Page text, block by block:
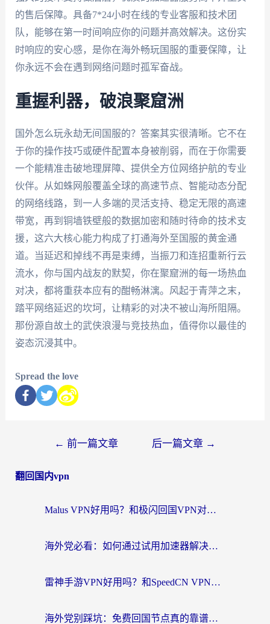
的售后保障。具备7*24小时在线的专业客服和技术团
队，能够在第一时间响应你的问题并高效解决。这份实
时响应的安心感，是你在海外畅玩国服的重要保障，让
你永远不会在遇到网络问题时孤军奋战。
重握利器，破浪聚窟洲
国外怎么玩永劫无间国服的？答案其实很清晰。它不在
于你的操作技巧或硬件配置本身被削弱，而在于你需要
一个能精准击破地理屏障、提供全方位网络护航的专业
伙伴。从如蛛网般覆盖全球的高速节点、智能动态分配
的网络线路，到一人多端的灵活支持、稳定无限的高速
带宽，再到铜墙铁壁般的数据加密和随时待命的技术支
援，这六大核心能力构成了打通海外至国服的黄金通
道。当延迟和掉线不再是束缚，当振刀和连招重新行云
流水，你与国内战友的默契，你在聚窟洲的每一场热血
对决，都将重获本应有的酣畅淋漓。风起于青萍之末，
踏平网络延迟的坎坷，让精彩的对决不被山海所阻隔。
那份源自故土的武侠浪漫与竞技热血，值得你以最佳的
姿态沉浸其中。
Spread the love
← 前一篇文章 后一篇文章 →
翻回国内vpn
Malus VPN好用吗？和极闪回国VPN对比哪个回国效果更好？海外党亲测3款加速器+避坑指南
海外党必看：如何通过试用加速器解决国内APP地区限制？附2026最新对比测评
雷神手游VPN好用吗？和SpeedCN VPN对比哪个回国效果更好？海外党亲测3款加速器+避坑指南
海外党别踩坑：免费回国节点真的靠谱吗？教你选对加速器无缝访问国内资源